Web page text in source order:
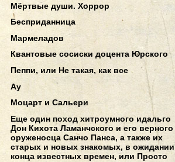
Мёртвые души. Хоррор
Бесприданница
Мармеладов
Квантовые сосиски доцента Юрского
Пеппи, или Не такая, как все
Ау
Моцарт и Сальери
Еще один поход хитроумного идальго
Дон Кихота Ламанчского и его верного
оруженосца Санчо Панса, а также их
старых и новых знакомых, в ожидании
конца известных времен, или Просто